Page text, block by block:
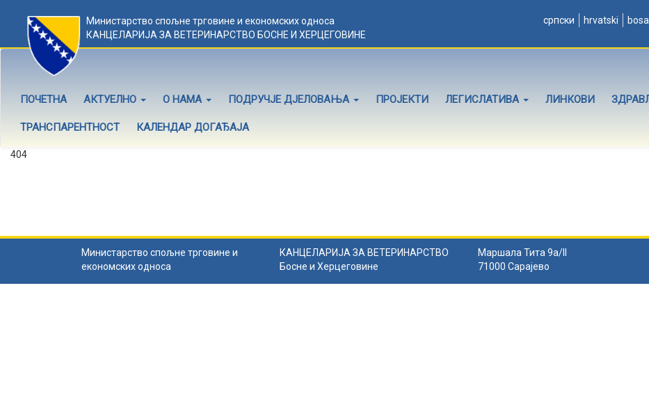
Министарство спољне трговине и економских односа
КАНЦЕЛАРИЈА ЗА ВЕТЕРИНАРСТВО БОСНЕ И ХЕРЦЕГОВИНЕ
српски hrvatski
ПОЧЕТНА АКТУЕЛНО О НАМА ПОДРУЧЈЕ ДЈЕЛОВАЊА ПРОЈЕКТИ ЛЕГИСЛАТИВА ЛИНКОВИ
ТРАНСПАРЕНТНОСТ КАЛЕНДАР ДОГАЂАЈА
404
Министарство спољне трговине и
економских односа
КАНЦЕЛАРИЈА ЗА ВЕТЕРИНАРСТВО
Босне и Херцеговине
Маршала Тита 9а/II
71000 Сарајево